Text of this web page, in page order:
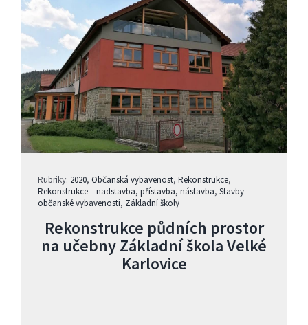
Rubriky: 2020, Občanská vybavenost, Rekonstrukce,
Rekonstrukce – nadstavba, přístavba, nástavba, Stavby
občanské vybavenosti, Základní školy
Rekonstrukce půdních prostor
na učebny Základní škola Velké
Karlovice